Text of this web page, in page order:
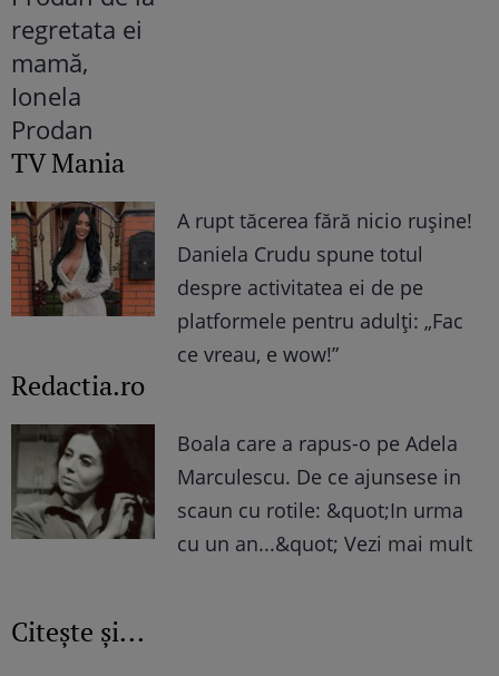
TV Mania
A rupt tăcerea fără nicio rușine!
Daniela Crudu spune totul
despre activitatea ei de pe
platformele pentru adulți: „Fac
ce vreau, e wow!”
Redactia.ro
Boala care a rapus-o pe Adela
Marculescu. De ce ajunsese in
scaun cu rotile: &quot;In urma
cu un an...&quot; Vezi mai mult
Citește și...